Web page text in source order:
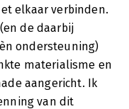
elkaar verbinden.
de daarbij
ondersteuning)
materialisme en
aangericht. Ik
van dit